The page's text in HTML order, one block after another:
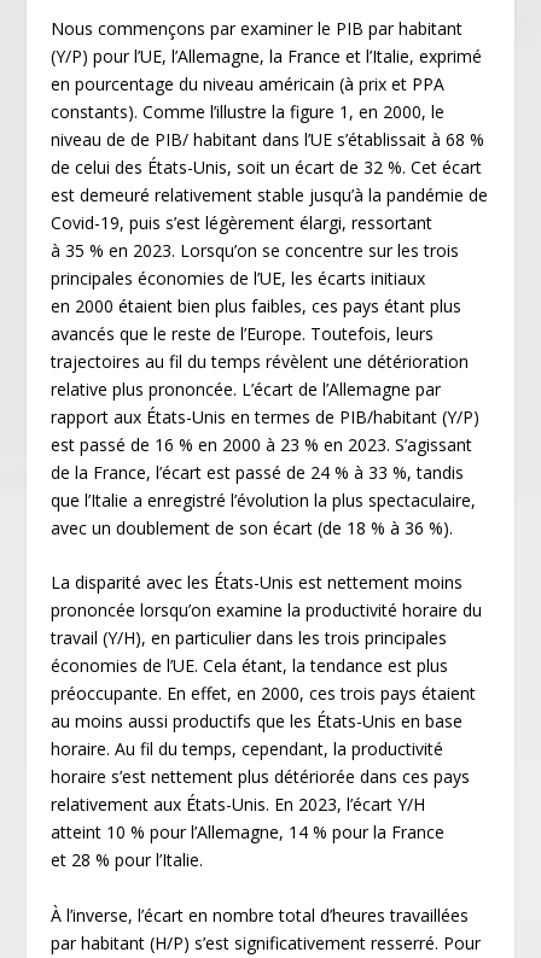
Nous commençons par examiner le PIB par habitant
(Y/P) pour l’UE, l’Allemagne, la France et l’Italie, exprimé
en pourcentage du niveau américain (à prix et PPA
constants). Comme l’illustre la figure 1, en 2000, le
niveau de de PIB/ habitant dans l’UE s’établissait à 68 %
de celui des États-Unis, soit un écart de 32 %. Cet écart
est demeuré relativement stable jusqu’à la pandémie de
Covid-19, puis s’est légèrement élargi, ressortant
à 35 % en 2023. Lorsqu’on se concentre sur les trois
principales économies de l’UE, les écarts initiaux
en 2000 étaient bien plus faibles, ces pays étant plus
avancés que le reste de l’Europe. Toutefois, leurs
trajectoires au fil du temps révèlent une détérioration
relative plus prononcée. L’écart de l’Allemagne par
rapport aux États-Unis en termes de PIB/habitant (Y/P)
est passé de 16 % en 2000 à 23 % en 2023. S’agissant
de la France, l’écart est passé de 24 % à 33 %, tandis
que l’Italie a enregistré l’évolution la plus spectaculaire,
avec un doublement de son écart (de 18 % à 36 %).
La disparité avec les États-Unis est nettement moins
prononcée lorsqu’on examine la productivité horaire du
travail (Y/H), en particulier dans les trois principales
économies de l’UE. Cela étant, la tendance est plus
préoccupante. En effet, en 2000, ces trois pays étaient
au moins aussi productifs que les États-Unis en base
horaire. Au fil du temps, cependant, la productivité
horaire s’est nettement plus détériorée dans ces pays
relativement aux États-Unis. En 2023, l’écart Y/H
atteint 10 % pour l’Allemagne, 14 % pour la France
et 28 % pour l’Italie.
À l’inverse, l’écart en nombre total d’heures travaillées
par habitant (H/P) s’est significativement resserré. Pour